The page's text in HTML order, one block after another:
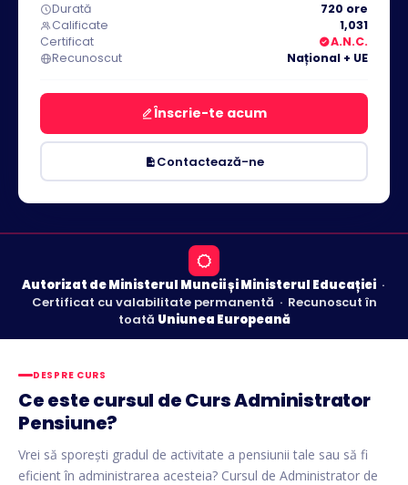
Durată
720 ore
Calificate
1,031
Certificat
A.N.C.
Recunoscut
Național + UE
Înscrie-te acum
Contactează-ne
Autorizat de Ministerul Muncii și Ministerul Educației·
Certificat cu valabilitate permanentă · Recunoscut în
toată Uniunea Europeană
DESPRE CURS
Ce este cursul de Curs Administrator
Pensiune?
Vrei să sporești gradul de activitate a pensiunii tale sau să fi
eficient în administrarea acesteia? Cursul de Administrator de